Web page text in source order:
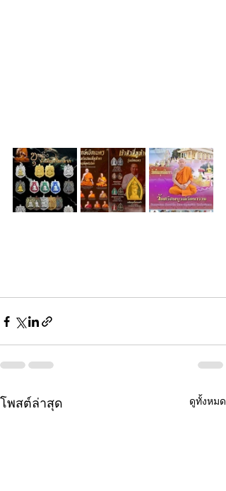
โพสต์ล่าสุด ดูทั้งหมด